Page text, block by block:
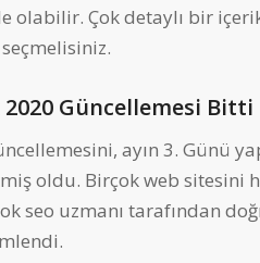
olabilir. Çok detaylı bir
2020 Güncellemesi Bitti
ayın 3. Günü
oldu. Birçok web sitesini
seo uzmanı tarafından